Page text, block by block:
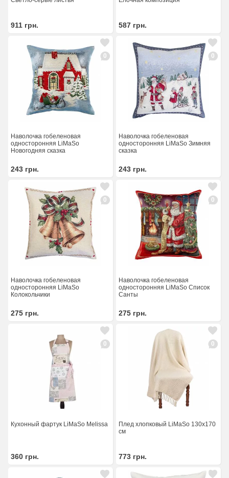
911 грн. 587 грн.
0
Наволочка гобеленовая
односторонняя LiMaSo
Новогодняя сказка
243 грн.
0
Наволочка гобеленовая
односторонняя LiMaSo Зимняя
сказка
243 грн.
0
Наволочка гобеленовая
односторонняя LiMaSo
Колокольчики
275 грн.
0
Наволочка гобеленовая
односторонняя LiMaSo Список
Санты
275 грн.
0
Кухонный фартук LiMaSo Melissa
360 грн.
0
Плед хлопковый LiMaSo 130x170
см
773 грн.